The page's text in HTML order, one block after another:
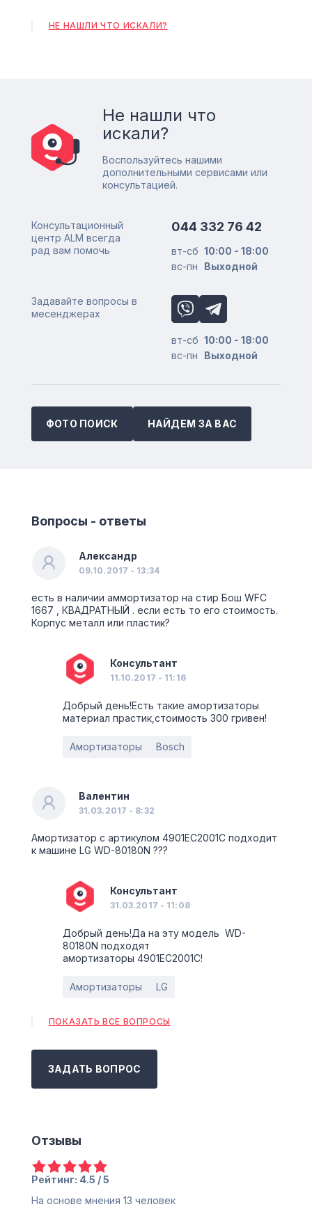
НЕ НАШЛИ ЧТО ИСКАЛИ?
Не нашли что
искали?
Воспользуйтесь нашими
дополнительными сервисами или
консультацией.
Консультационный
центр ALM всегда
рад вам помочь
044 332 76 42
вт-сб 10:00 - 18:00
вс-пн
Выходной
Задавайте вопросы в
месенджерах
вт-сб 10:00 - 18:00
вс-пн
Выходной
ФОТО ПОИСК НАЙДЕМ ЗА ВАС
Вопросы - ответы
Александр
09.10.2017 - 13:34
есть в наличии аммортизатор на стир Бош WFC
1667 , КВАДРАТНЫЙ . если есть то его стоимость.
Корпус металл или пластик?
Консультант
11.10.2017 - 11:16
Добрый день!Есть такие амортизаторы
материал прастик,стоимость 300 гривен!
Амортизаторы Bosch
Валентин
31.03.2017 - 8:32
Амортизатор с артикулом 4901ЕС2001С подходит
к машине LG WD-80180N ???
Консультант
31.03.2017 - 11:08
Добрый день!Да на эту модель WD-
80180N подходят
амортизаторы 4901ЕС2001С!
Амортизаторы LG
ПОКАЗАТЬ ВСЕ ВОПРОСЫ
ЗАДАТЬ ВОПРОС
Отзывы
Рейтинг: 4.5 / 5
На основе мнения 13 человек